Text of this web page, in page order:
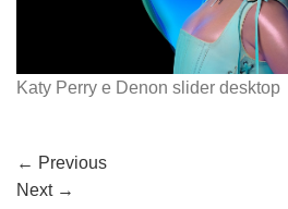
Katy Perry e Denon slider desktop
← Previous
Next →